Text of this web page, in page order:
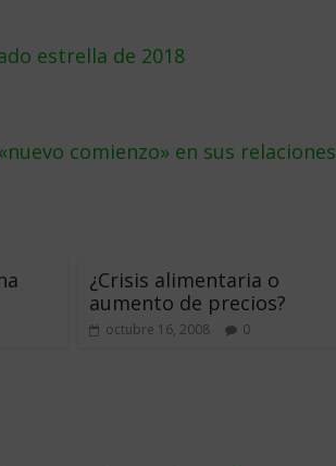
estrella de 2018
comienzo» en sus relaciones
¿Crisis alimentaria o
aumento de precios?
octubre 16, 2008 0